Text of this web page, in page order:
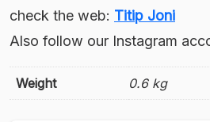
check the web: Titip Joni
Also follow our Instagram
Weight 0.6 kg